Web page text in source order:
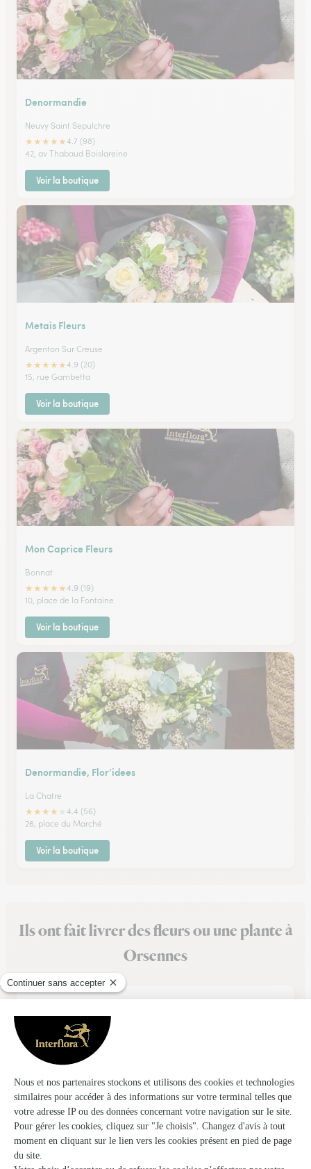
Denormandie
Neuvy Saint Sepulchre
★★★★★4.7 (98)
42, av Thabaud Boislareine
Voir la boutique
Metais Fleurs
Argenton Sur Creuse
★★★★★4.9 (20)
15, rue Gambetta
Voir la boutique
Mon Caprice Fleurs
Bonnat
★★★★★4.9 (19)
10, place de la Fontaine
Voir la boutique
Denormandie, Flor’idees
La Chatre
★★★★
4.4 (56)
26, place du Marché
Voir la boutique
Ils ont fait livrer des fleurs ou une plante à
Orsennes
Commande faite tard le soir avec prise…
Commande faite tard le soir avec prise en compte de suite et
une livraison le lendemain comme je le souhaitais Je
07/08/2026
★ ★